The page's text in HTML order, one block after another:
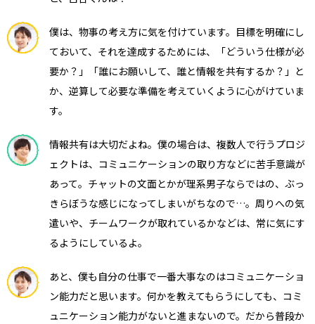
僕は、物事の考え方に気を付けています。目標を明確にし
ておいて、それを達成するためには、「どういう仕様が必
要か？」「誰にお願いして、誰と情報を共有するか？」と
か、逆算して必要な準備を考えていくように心がけていま
す。
情報共有は大切だよね。僕の場合は、複数人で行うプロジ
ェクトは、コミュニケーションの取り方などに苦手意識が
あって。チャットの文面とかが理系男子ならではの、ぶっ
きらぼうな感じになってしまいがちなので…。周りへの気
遣いや、チームワークが取れているかなどは、常に気にす
るようにしているよ。
あと、僕も自分の仕事で一番大事なのはコミュニケーショ
ン能力だと思います。何かを教えてもらうにしても、コミ
ュニケーション能力がないと進まないので。だから普段か